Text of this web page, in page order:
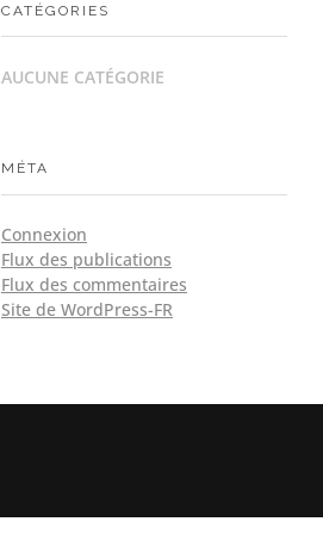
CATÉGORIES
AUCUNE CATÉGORIE
MÉTA
Connexion
Flux des publications
Flux des commentaires
Site de WordPress-FR